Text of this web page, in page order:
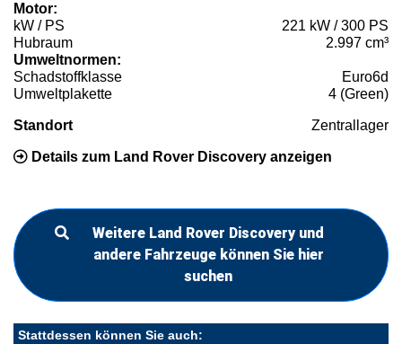
Motor:
kW / PS
221 kW / 300 PS
Hubraum
2.997 cm³
Umweltnormen:
Schadstoffklasse
Euro6d
Umweltplakette
4 (Green)
Standort Zentrallager
Details zum Land Rover Discovery anzeigen
Weitere Land Rover Discovery und
andere Fahrzeuge können Sie hier
suchen
Stattdessen können Sie auch: